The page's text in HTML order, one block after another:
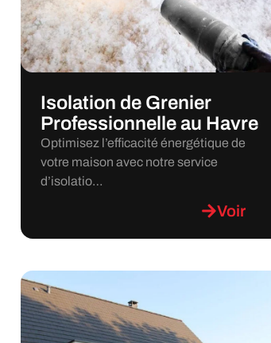
Isolation de Grenier
Professionnelle au Havre
Optimisez l’efficacité énergétique de
votre maison avec notre service
d’isolatio…
Voir